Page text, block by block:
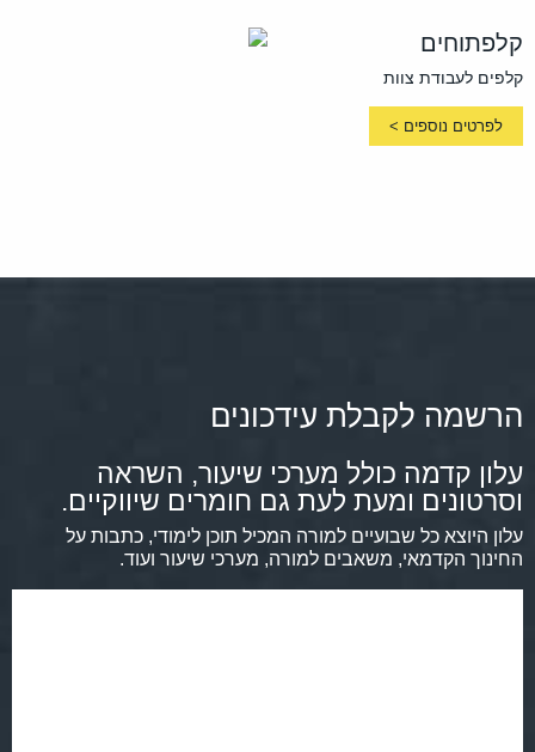
קלפתוחים
קלפים לעבודת צוות
לפרטים נוספים >
הרשמה לקבלת עידכונים
עלון קדמה כולל מערכי שיעור, השראה
וסרטונים ומעת לעת גם חומרים שיווקיים.
עלון היוצא כל שבועיים למורה המכיל תוכן לימודי, כתבות על
החינוך הקדמאי, משאבים למורה, מערכי שיעור ועוד.